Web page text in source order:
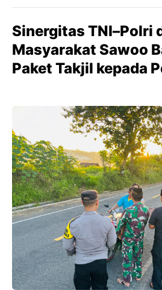
Sinergitas TNI–Polri
Masyarakat Sawoo
Paket Takjil kepada